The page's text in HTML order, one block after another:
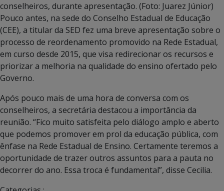
conselheiros, durante apresentação. (Foto: Juarez Júnior)
Pouco antes, na sede do Conselho Estadual de Educação
(CEE), a titular da SED fez uma breve apresentação sobre o
processo de reordenamento promovido na Rede Estadual,
em curso desde 2015, que visa redirecionar os recursos e
priorizar a melhoria na qualidade do ensino ofertado pelo
Governo.
Após pouco mais de uma hora de conversa com os
conselheiros, a secretária destacou a importância da
reunião. “Fico muito satisfeita pelo diálogo amplo e aberto
que podemos promover em prol da educação pública, com
ênfase na Rede Estadual de Ensino. Certamente teremos a
oportunidade de trazer outros assuntos para a pauta no
decorrer do ano. Essa troca é fundamental”, disse Cecilia.